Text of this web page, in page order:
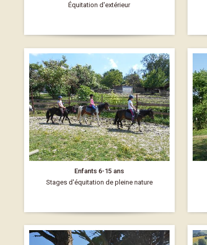
Équitation d'extérieur
Enfants 6-15 ans
Stages d'équitation de pleine nature